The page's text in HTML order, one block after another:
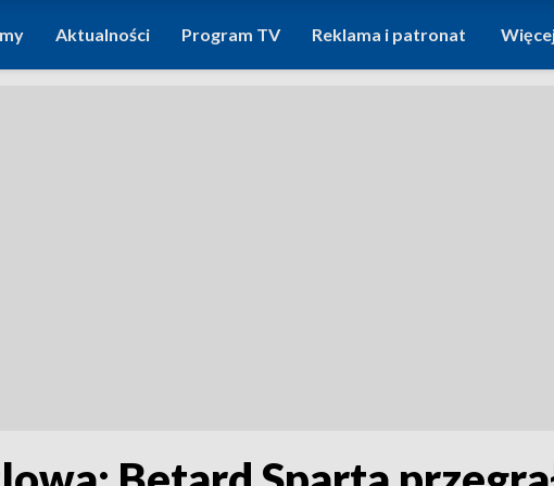
Aktualności Program TV Reklama i patronat